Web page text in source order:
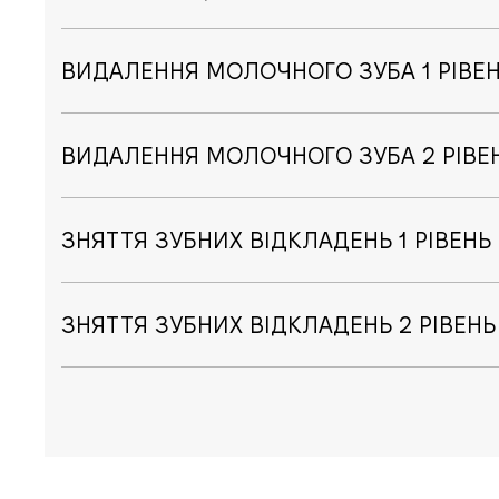
ВИДАЛЕННЯ МОЛОЧНОГО ЗУБА 1
ВИДАЛЕННЯ МОЛОЧНОГО ЗУБА 2
ЗНЯТТЯ ЗУБНИХ ВІДКЛАДЕНЬ 1 РІВЕНЬ
ЗНЯТТЯ ЗУБНИХ ВІДКЛАДЕНЬ 2 РІВЕНЬ